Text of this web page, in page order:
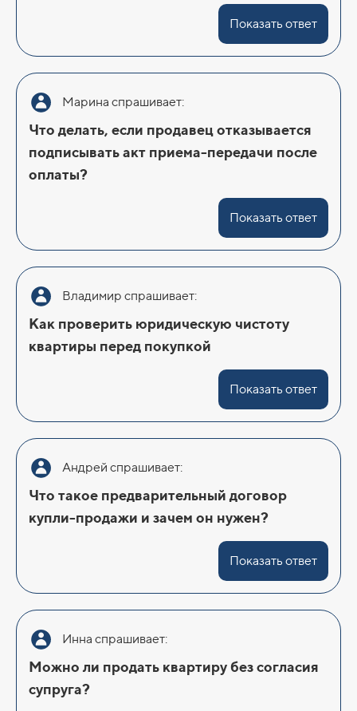
Показать ответ
Марина спрашивает:
Что делать, если продавец отказывается
подписывать акт приема-передачи после
оплаты?
Показать ответ
Владимир спрашивает:
Как проверить юридическую чистоту
квартиры перед покупкой
Показать ответ
Андрей спрашивает:
Что такое предварительный договор
купли-продажи и зачем он нужен?
Показать ответ
Инна спрашивает:
Можно ли продать квартиру без согласия
супруга?